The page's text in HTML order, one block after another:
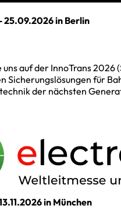
25.09.2026 in Berlin
uns auf der InnoTrans 2026
Sicherungslösungen für
der nächsten
in München